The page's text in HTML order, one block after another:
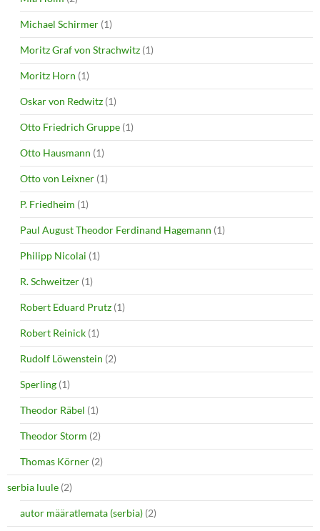
Michael Schirmer (1)
Moritz Graf von Strachwitz (1)
Moritz Horn (1)
Oskar von Redwitz (1)
Otto Friedrich Gruppe (1)
Otto Hausmann (1)
Otto von Leixner (1)
P. Friedheim (1)
Paul August Theodor Ferdinand Hagemann (1)
Philipp Nicolai (1)
R. Schweitzer (1)
Robert Eduard Prutz (1)
Robert Reinick (1)
Rudolf Löwenstein (2)
Sperling (1)
Theodor Räbel (1)
Theodor Storm (2)
Thomas Körner (2)
serbia luule (2)
autor määratlemata (serbia) (2)